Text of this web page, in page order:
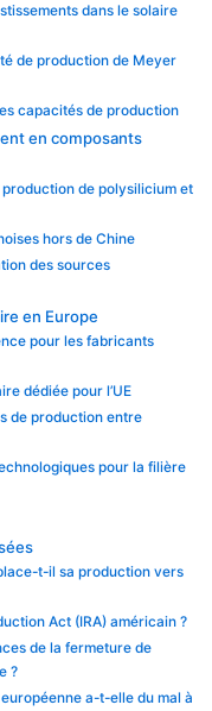
dans le solaire
de production de Meyer
capacités de production
en composants
de polysilicium et
hors de Chine
des sources
en Europe
pour les fabricants
dédiée pour l’UE
de production entre
pour la filière
t-il sa production vers
Act (IRA) américain ?
de la fermeture de
?
a-t-elle du mal à